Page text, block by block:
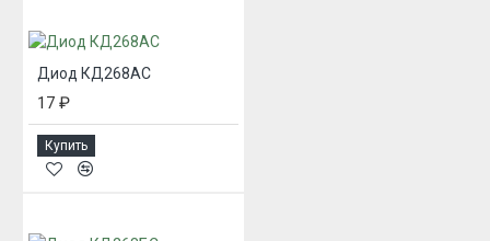
Диод КД268АС
17 ₽
Купить